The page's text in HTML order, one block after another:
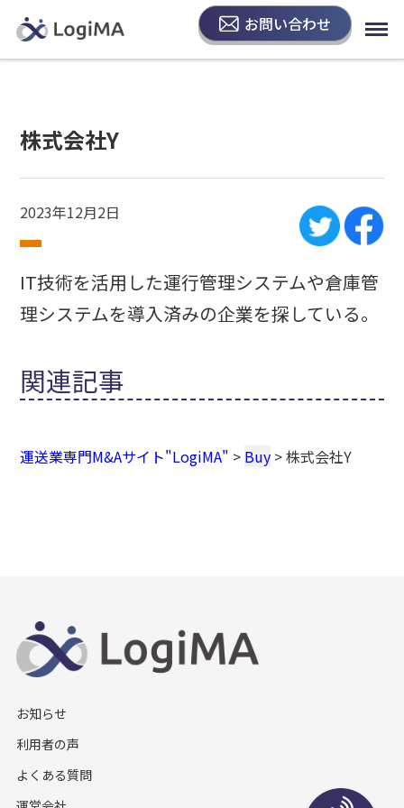
お問い合わせ
株式会社Y
2023年12月2日
IT技術を活用した運行管理システムや倉庫管
理システムを導入済みの企業を探している。
関連記事
運送業専門M&Aサイト"LogiMA" > Buy >株式会社Y
お知らせ
利用者の声
よくある質問